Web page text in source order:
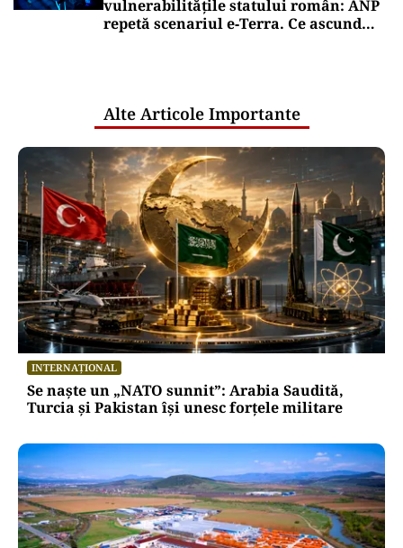
vulnerabilitățile statului român: ANP
repetă scenariul e‑Terra. Ce ascund
Alte Articole Importante
INTERNAȚIONAL
Se naște un „NATO sunnit”: Arabia Saudită,
Turcia și Pakistan își unesc forțele militare